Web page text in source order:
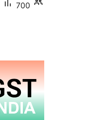
700+ نصب فعال